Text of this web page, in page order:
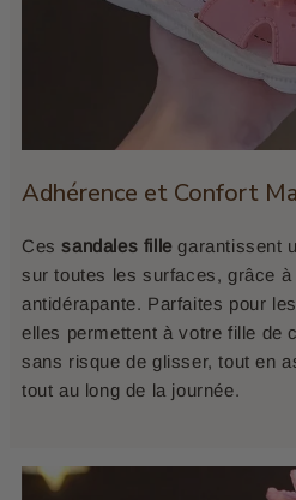
Adhérence et Confort
Cessandales fillegarantissent
sur toutes les surfaces, grâce à
antidérapante. Parfaites pour
elles permettent à votre fille de
sans risque de glisser, tout en
tout au long de la journée.